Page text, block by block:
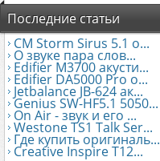
Последние статьи
CM Storm Sirus 5.1 о...
О звуке пара слов...
Edifier М3700 акусти...
Edifier DA5000 Pro о...
Jetbalance JB-624 ак...
Genius SW-HF5.1 5050...
On Air - звук и его ...
Westone TS1 Talk Ser...
Где купить оригиналь...
Creative Inspire T12...